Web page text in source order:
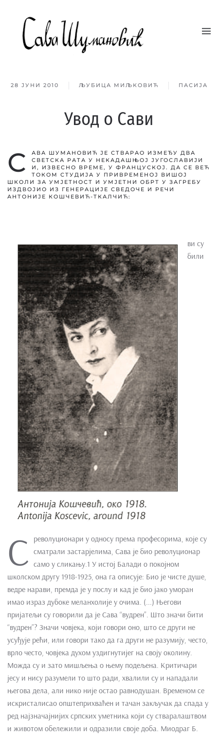
Skip to main content
28 ЈУНИ 2010 ЉУБИЦА МИЉКОВИЋ ПАСИЈА
Увод о Сави
С
АВА ШУМАНОВИЋ ЈЕ СТВАРАО ИЗМЕЂУ ДВА
СВЕТСКА РАТА У НЕКАДАШЊОЈ ЈУГОСЛАВИЈИ
И, ИЗВЕСНО ВРЕМЕ, У ФРАНЦУСКОЈ. ДА СЕ ВЕЋ
ТОКОМ СТУДИЈА У ПРИВРЕМЕНОЈ ВИШОЈ
ШКОЛИ ЗА УМЈЕТНОСТ И УМЈЕТНИ ОБРТ У ЗАГРЕБУ
ИЗДВОЈИО ИЗ ГЕНЕРАЦИЈЕ СВЕДОЧЕ И РЕЧИ
АНТОНИЈЕ КОШЧЕВИЋ-ТКАЛЧИЋ:
С
ви су
били
револуционари у односу према професорима, које су
сматрали застарјелима, Сава је био револуционар
само у сликању.1 У истој Балади о покојном
школском другу 1918-1925, она га описује: Био је чисте душе,
ведре нарави, премда је у послу и кад је био јако уморан
имао израз дубоке меланхолије у очима. (...) Његови
пријатељи су говорили да је Сава “вудрен”. Што значи бити
“вудрен”? Значи човјека, који говори оно, што се други не
усуђује рећи, или говори тако да га други не разумију, често,
врло често, човјека духом уздигнутијег на своју околину.
Можда су и зато мишљења о њему подељена. Критичари
јесу и нису разумели то што ради, хвалили су и нападали
његова дела, али нико није остао равнодушан. Временом се
искристалисао општеприхваћен и тачан закључак да спада у
ред најзначајнијих српских уметника који су стваралаштвом
и животом обележили и одразили своје доба. Миодраг Б.